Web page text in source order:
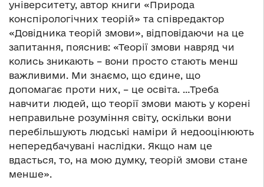
університету, автор книги «Природа
конспірологічних теорій» та співредактор
«Довідника теорій змови», відповідаючи на це
запитання, пояснив: «Теорії змови навряд чи
колись зникають – вони просто стають менш
важливими. Ми знаємо, що єдине, що
допомагає проти них, – це освіта. …Треба
навчити людей, що теорії змови мають у корені
неправильне розуміння світу, оскільки вони
перебільшують людські наміри й недооцінюють
непередбачувані наслідки. Якщо нам це
вдасться, то, на мою думку, теорій змови стане
менше».